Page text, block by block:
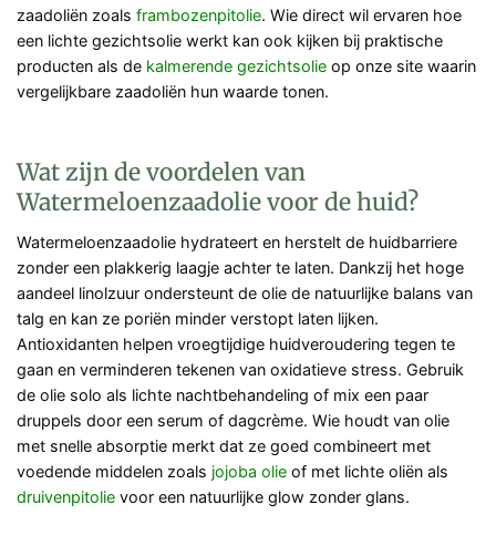
zaadoliën zoals frambozenpitolie. Wie direct wil ervaren hoe
een lichte gezichtsolie werkt kan ook kijken bij praktische
producten als de kalmerende gezichtsolie op onze site waarin
vergelijkbare zaadoliën hun waarde tonen.
Wat zijn de voordelen van
Watermeloenzaadolie voor de huid?
Watermeloenzaadolie hydrateert en herstelt de huidbarriere
zonder een plakkerig laagje achter te laten. Dankzij het hoge
aandeel linolzuur ondersteunt de olie de natuurlijke balans van
talg en kan ze poriën minder verstopt laten lijken.
Antioxidanten helpen vroegtijdige huidveroudering tegen te
gaan en verminderen tekenen van oxidatieve stress. Gebruik
de olie solo als lichte nachtbehandeling of mix een paar
druppels door een serum of dagcrème. Wie houdt van olie
met snelle absorptie merkt dat ze goed combineert met
voedende middelen zoals jojoba olie of met lichte oliën als
druivenpitolie voor een natuurlijke glow zonder glans.